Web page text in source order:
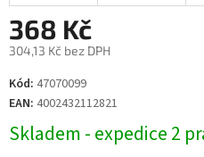
368 Kč
304,13 Kč bez DPH
Měrná
cena:
Kód: 47070099
EAN: 4002432112821
Skladem - expedice 2